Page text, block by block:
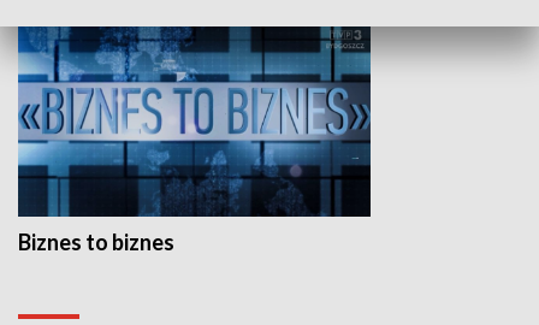
Biznes to biznes